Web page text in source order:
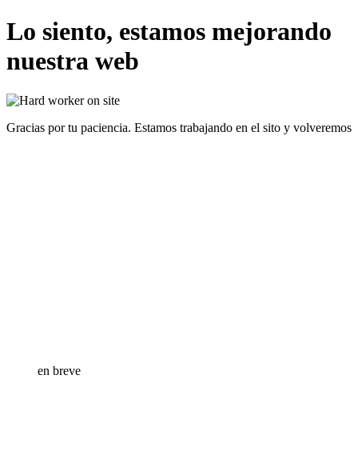
Lo siento, estamos mejorando
nuestra web
Gracias por tu paciencia. Estamos trabajando en el sito y volveremos
en breve